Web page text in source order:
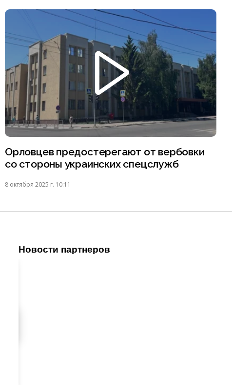
Орловцев предостерегают от вербовки
со стороны украинских спецслужб
8 октября 2025 г. 10:11
Новости партнеров